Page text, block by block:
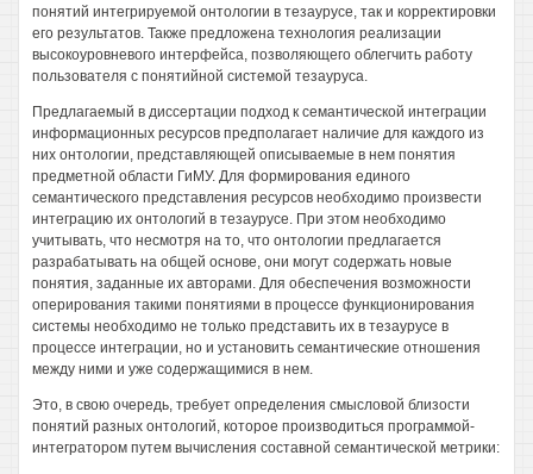
понятий интегрируемой онтологии в тезаурусе, так и корректировки
его результатов. Также предложена технология реализации
высокоуровневого интерфейса, позволяющего облегчить работу
пользователя с понятийной системой тезауруса.
Предлагаемый в диссертации подход к семантической интеграции
информационных ресурсов предполагает наличие для каждого из
них онтологии, представляющей описываемые в нем понятия
предметной области ГиМУ. Для формирования единого
семантического представления ресурсов необходимо произвести
интеграцию их онтологий в тезаурусе. При этом необходимо
учитывать, что несмотря на то, что онтологии предлагается
разрабатывать на общей основе, они могут содержать новые
понятия, заданные их авторами. Для обеспечения возможности
оперирования такими понятиями в процессе функционирования
системы необходимо не только представить их в тезаурусе в
процессе интеграции, но и установить семантические отношения
между ними и уже содержащимися в нем.
Это, в свою очередь, требует определения смысловой близости
понятий разных онтологий, которое производиться программой-
интегратором путем вычисления составной семантической метрики: